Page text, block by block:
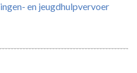
en jeugdhulpvervoer